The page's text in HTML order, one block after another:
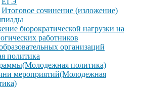
Итоговое сочинение (изложение)
бюрократической нагрузки на
работников
организаций
политика
политика)
мероприятий(Молодежная